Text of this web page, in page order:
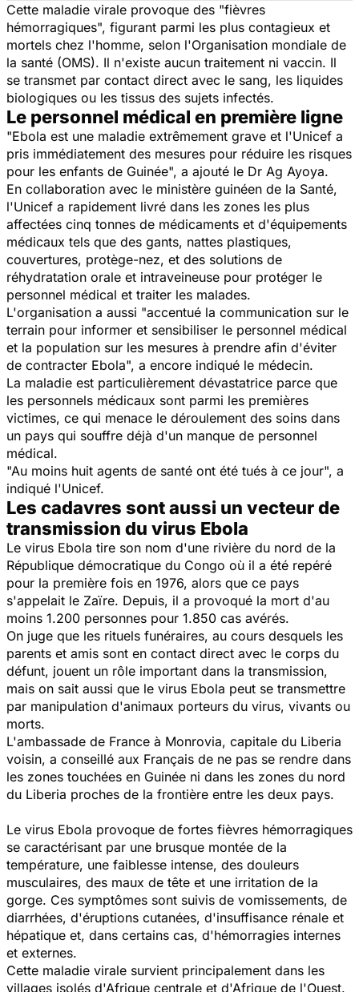
Cette maladie virale provoque des "fièvres
hémorragiques", figurant parmi les plus contagieux et
mortels chez l'homme, selon l'Organisation mondiale de
la santé (OMS). Il n'existe aucun traitement ni vaccin. Il
se transmet par contact direct avec le sang, les liquides
biologiques ou les tissus des sujets infectés.
Le personnel médical en première ligne
"Ebola est une maladie extrêmement grave et l'Unicef a
pris immédiatement des mesures pour réduire les risques
pour les enfants de Guinée", a ajouté le Dr Ag Ayoya.
En collaboration avec le ministère guinéen de la Santé,
l'Unicef a rapidement livré dans les zones les plus
affectées cinq tonnes de médicaments et d'équipements
médicaux tels que des gants, nattes plastiques,
couvertures, protège-nez, et des solutions de
réhydratation orale et intraveineuse pour protéger le
personnel médical et traiter les malades.
L'organisation a aussi "accentué la communication sur le
terrain pour informer et sensibiliser le personnel médical
et la population sur les mesures à prendre afin d'éviter
de contracter Ebola", a encore indiqué le médecin.
La maladie est particulièrement dévastatrice parce que
les personnels médicaux sont parmi les premières
victimes, ce qui menace le déroulement des soins dans
un pays qui souffre déjà d'un manque de personnel
médical.
"Au moins huit agents de santé ont été tués à ce jour", a
indiqué l'Unicef.
Les cadavres sont aussi un vecteur de
transmission du virus Ebola
Le virus Ebola tire son nom d'une rivière du nord de la
République démocratique du Congo où il a été repéré
pour la première fois en 1976, alors que ce pays
s'appelait le Zaïre. Depuis, il a provoqué la mort d'au
moins 1.200 personnes pour 1.850 cas avérés.
On juge que les rituels funéraires, au cours desquels les
parents et amis sont en contact direct avec le corps du
défunt, jouent un rôle important dans la transmission,
mais on sait aussi que le virus Ebola peut se transmettre
par manipulation d'animaux porteurs du virus, vivants ou
morts.
L'ambassade de France à Monrovia, capitale du Liberia
voisin, a conseillé aux Français de ne pas se rendre dans
les zones touchées en Guinée ni dans les zones du nord
du Liberia proches de la frontière entre les deux pays.
Le virus Ebola provoque de fortes fièvres hémorragiques
se caractérisant par une brusque montée de la
température, une faiblesse intense, des douleurs
musculaires, des maux de tête et une irritation de la
gorge. Ces symptômes sont suivis de vomissements, de
diarrhées, d'éruptions cutanées, d'insuffisance rénale et
hépatique et, dans certains cas, d'hémorragies internes
et externes.
Cette maladie virale survient principalement dans les
villages isolés d'Afrique centrale et d'Afrique de l'Ouest.